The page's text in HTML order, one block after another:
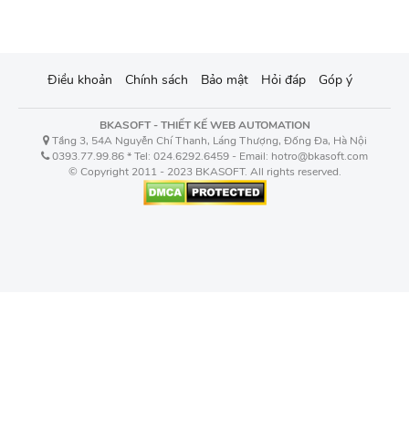
Điều khoản Chính sách Bảo mật Hỏi đáp Góp ý
BKASOFT - THIẾT KẾ WEB AUTOMATION
Tầng 3, 54A Nguyễn Chí Thanh, Láng Thượng, Đống Đa, Hà Nội
0393.77.99.86 * Tel: 024.6292.6459 - Email: hotro@bkasoft.com
© Copyright 2011 - 2023 BKASOFT. All rights reserved.